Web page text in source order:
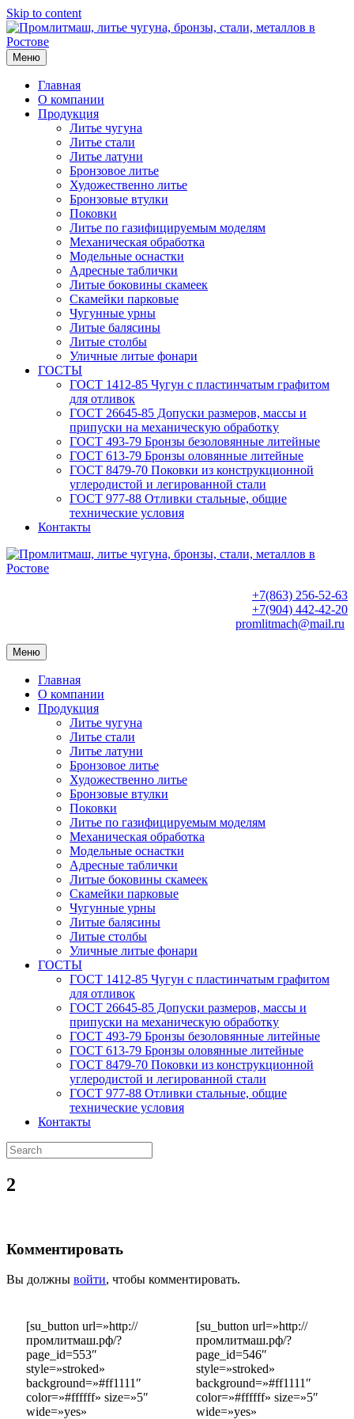
Skip to content
Меню
Главная
О компании
Продукция
Литье чугуна
Литье стали
Литье латуни
Бронзовое литье
Художественно литье
Бронзовые втулки
Поковки
Литье по газифицируемым моделям
Механическая обработка
Модельные оснастки
Адресные таблички
Литые боковины скамеек
Скамейки парковые
Чугунные урны
Литые балясины
Литые столбы
Уличные литые фонари
ГОСТЫ
ГОСТ 1412-85 Чугун с пластинчатым графитом
для отливок
ГОСТ 26645-85 Допуски размеров, массы и
припуски на механическую обработку
ГОСТ 493-79 Бронзы безоловянные литейные
ГОСТ 613-79 Бронзы оловянные литейные
ГОСТ 8479-70 Поковки из конструкционной
углеродистой и легированной стали
ГОСТ 977-88 Отливки стальные, общие
технические условия
Контакты
+7(863) 256-52-63
+7(904) 442-42-20
promlitmach@mail.ru
Меню
Главная
О компании
Продукция
Литье чугуна
Литье стали
Литье латуни
Бронзовое литье
Художественно литье
Бронзовые втулки
Поковки
Литье по газифицируемым моделям
Механическая обработка
Модельные оснастки
Адресные таблички
Литые боковины скамеек
Скамейки парковые
Чугунные урны
Литые балясины
Литые столбы
Уличные литые фонари
ГОСТЫ
ГОСТ 1412-85 Чугун с пластинчатым графитом
для отливок
ГОСТ 26645-85 Допуски размеров, массы и
припуски на механическую обработку
ГОСТ 493-79 Бронзы безоловянные литейные
ГОСТ 613-79 Бронзы оловянные литейные
ГОСТ 8479-70 Поковки из конструкционной
углеродистой и легированной стали
ГОСТ 977-88 Отливки стальные, общие
технические условия
Контакты
2
Комментировать
Вы должны войти, чтобы комментировать.
[su_button url=»http://
промлитмаш.рф/?
page_id=553″
style=»stroked»
background=»#ff1111″
color=»#ffffff» size=»5″
wide=»yes»
[su_button url=»http://
промлитмаш.рф/?
page_id=546″
style=»stroked»
background=»#ff1111″
color=»#ffffff» size=»5″
wide=»yes»